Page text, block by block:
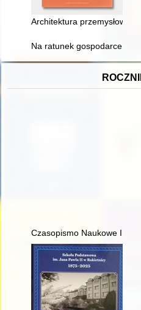
Architektura przemysłowa,
Na ratunek gospodarce :
Czasopismo Naukowe